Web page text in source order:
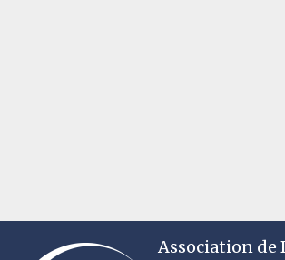
Association